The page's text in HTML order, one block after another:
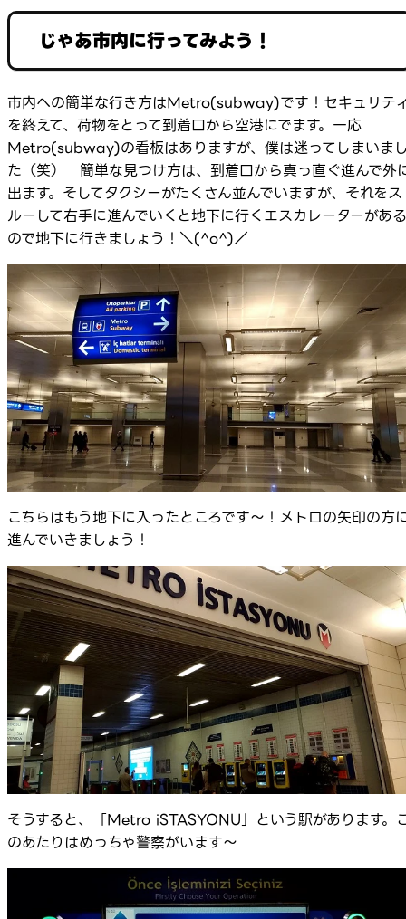
じゃあ市内に行ってみよう！
市内への簡単な行き方はMetro(subway)です！セキュリテ
を終えて、荷物をとって到着口から空港にでます。一応
Metro(subway)の看板はありますが、僕は迷ってしまいま
た（笑） 簡単な見つけ方は、到着口から真っ直ぐ進んで外
出ます。そしてタクシーがたくさん並んでいますが、それをス
ルーして右手に進んでいくと地下に行くエスカレーターがある
ので地下に行きましょう！＼(^o^)／
こちらはもう地下に入ったところです～！メトロの矢印の方
進んでいきましょう！
そうすると、「Metro iSTASYONU」という駅があります。
のあたりはめっちゃ警察がいます～